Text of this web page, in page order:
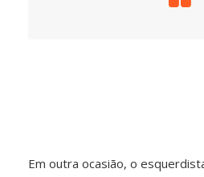
Em outra ocasião, o